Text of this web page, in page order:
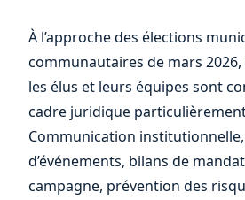
votre
À l’approche des élections
communautaires de mars
les élus et leurs équipes sont
cadre juridique
Communication
d’événements, bilans de
campagne, prévention des